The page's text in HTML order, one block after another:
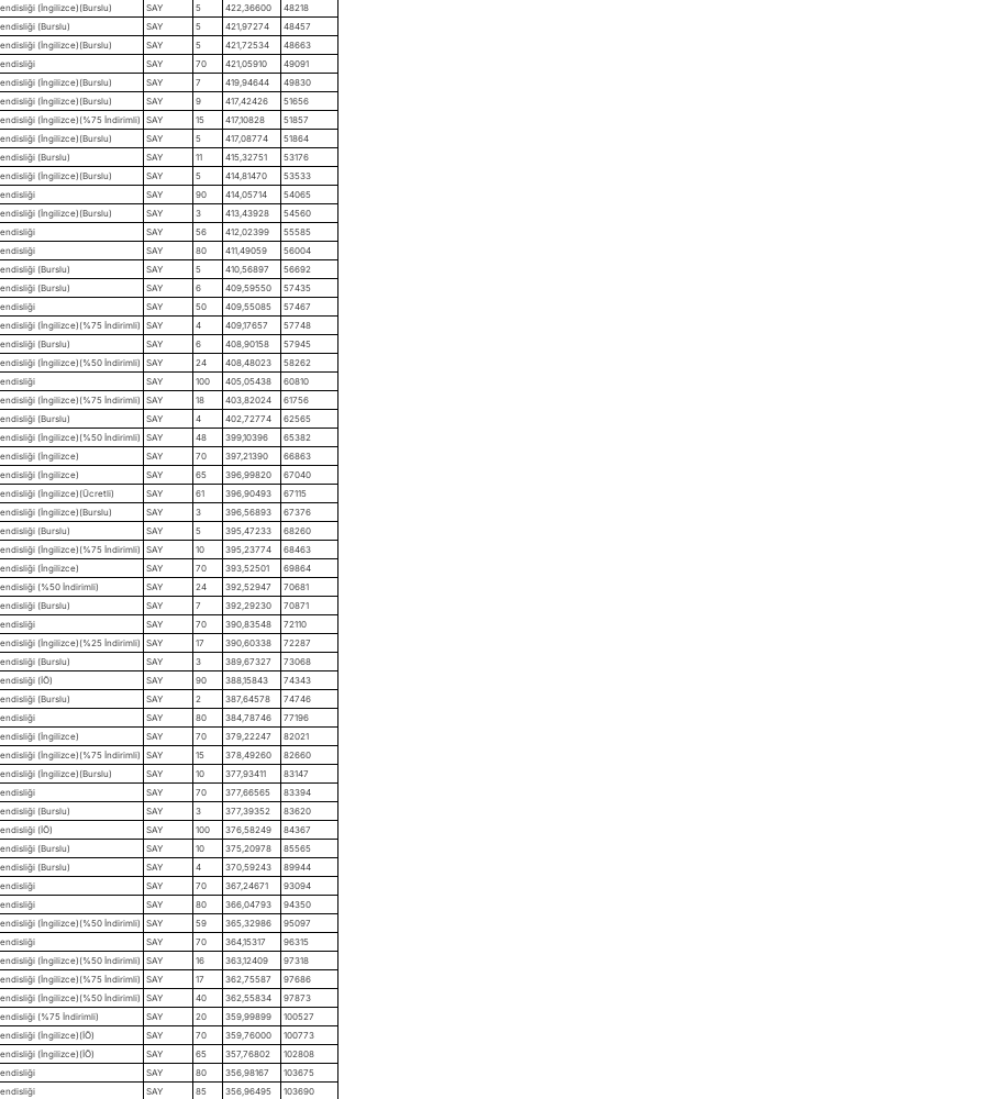
(İngilizce)(Burslu) SAY 5 422,36600
48218
(Burslu) SAY 5 421,97274
48457
(İngilizce)(Burslu) SAY 5 421,72534
48663
SAY 70 421,05910
49091
(İngilizce)(Burslu) SAY 7 419,94644
49830
(İngilizce)(Burslu) SAY 9 417,42426
51656
(İngilizce)(%75 İndirimli) SAY 15 417,10828
51857
(İngilizce)(Burslu) SAY 5 417,08774
51864
(Burslu) SAY 11 415,32751
53176
(İngilizce)(Burslu) SAY 5 414,81470
53533
SAY 90 414,05714
54065
(İngilizce)(Burslu) SAY 3 413,43928
54560
SAY 56 412,02399
55585
SAY 80 411,49059
56004
(Burslu) SAY 5 410,56897
56692
(Burslu) SAY 6 409,59550
57435
SAY 50 409,55085
57467
(İngilizce)(%75 İndirimli) SAY 4 409,17657
57748
(Burslu) SAY 6 408,90158
57945
(İngilizce)(%50 İndirimli) SAY 24 408,48023
58262
SAY 100 405,05438
60810
(İngilizce)(%75 İndirimli) SAY 18 403,82024
61756
(Burslu) SAY 4 402,72774
62565
(İngilizce)(%50 İndirimli) SAY 48 399,10396
65382
(İngilizce) SAY 70 397,21390
66863
(İngilizce) SAY 65 396,99820
67040
(İngilizce)(Ücretli) SAY 61 396,90493
67115
(İngilizce)(Burslu) SAY 3 396,56893
67376
(Burslu) SAY 5 395,47233
68260
(İngilizce)(%75 İndirimli) SAY 10 395,23774
68463
(İngilizce) SAY 70 393,52501
69864
(%50 İndirimli) SAY 24 392,52947
70681
(Burslu) SAY 7 392,29230
70871
SAY 70 390,83548
72110
(İngilizce)(%25 İndirimli) SAY 17 390,60338
72287
(Burslu) SAY 3 389,67327
73068
(İÖ) SAY 90 388,15843
74343
(Burslu) SAY 2 387,64578
74746
SAY 80 384,78746
77196
(İngilizce) SAY 70 379,22247
82021
(İngilizce)(%75 İndirimli) SAY 15 378,49260
82660
(İngilizce)(Burslu) SAY 10 377,93411
83147
SAY 70 377,66565
83394
(Burslu) SAY 3 377,39352
83620
(İÖ) SAY 100 376,58249
84367
(Burslu) SAY 10 375,20978
85565
(Burslu) SAY 4 370,59243
89944
SAY 70 367,24671
93094
SAY 80 366,04793
94350
(İngilizce)(%50 İndirimli) SAY 59 365,32986
95097
SAY 70 364,15317
96315
(İngilizce)(%50 İndirimli) SAY 16 363,12409
97318
(İngilizce)(%75 İndirimli) SAY 17 362,75587
97686
(İngilizce)(%50 İndirimli) SAY 40 362,55834
97873
(%75 İndirimli) SAY 20 359,99899
100527
(İngilizce)(İÖ) SAY 70 359,76000
100773
(İngilizce)(İÖ) SAY 65 357,76802
102808
SAY 80 356,98167
103675
SAY 85 356,96495 103690